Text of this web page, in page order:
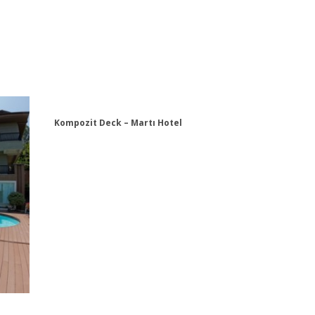
Kompozit Deck – Martı Hotel